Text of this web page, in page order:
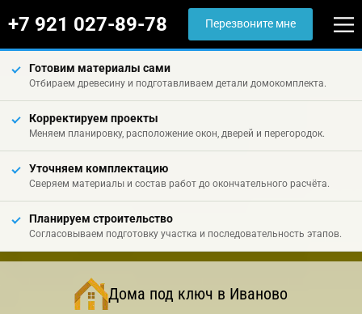
+7 921 027-89-78 Перезвоните мне
Готовим материалы сами
Отбираем древесину и подготавливаем детали домокомплекта.
Корректируем проекты
Меняем планировку, расположение окон, дверей и перегородок.
Уточняем комплектацию
Сверяем материалы и состав работ до окончательного расчёта.
Планируем строительство
Согласовываем подготовку участка и последовательность этапов.
Дома под ключ в Иваново